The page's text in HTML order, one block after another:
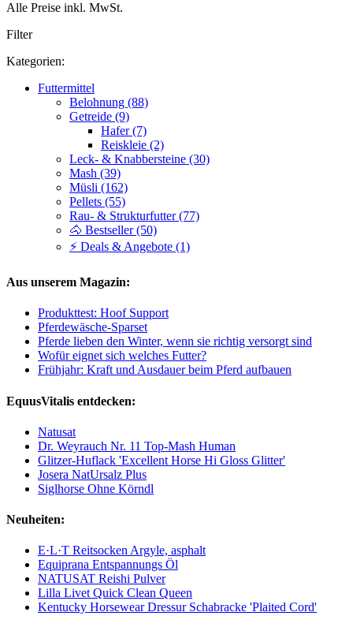
Alle Preise inkl. MwSt.
Filter
Kategorien:
Futtermittel
Belohnung (88)
Getreide (9)
Hafer (7)
Reiskleie (2)
Leck- & Knabbersteine (30)
Mash (39)
Müsli (162)
Pellets (55)
Rau- & Strukturfutter (77)
🐴 Bestseller (50)
⚡ Deals & Angebote (1)
Aus unserem Magazin:
Produkttest: Hoof Support
Pferdewäsche-Sparset
Pferde lieben den Winter, wenn sie richtig versorgt sind
Wofür eignet sich welches Futter?
Frühjahr: Kraft und Ausdauer beim Pferd aufbauen
EquusVitalis entdecken:
Natusat
Dr. Weyrauch Nr. 11 Top-Mash Human
Glitzer-Huflack 'Excellent Horse Hi Gloss Glitter'
Josera NatUrsalz Plus
Siglhorse Ohne Körndl
Neuheiten:
E·L·T Reitsocken Argyle, asphalt
Equiprana Entspannungs Öl
NATUSAT Reishi Pulver
Lilla Livet Quick Clean Queen
Kentucky Horsewear Dressur Schabracke 'Plaited Cord'